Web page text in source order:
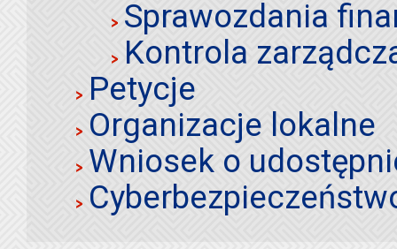
Sprawozdania
Kontrola
Petycje
Organizacje lokalne
Wniosek o